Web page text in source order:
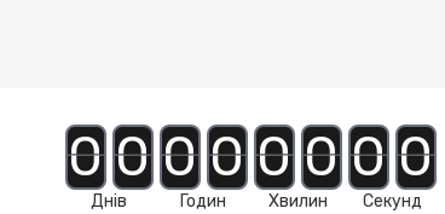
00
Днів
00
Годин
00
Хвилин
00
Секунд